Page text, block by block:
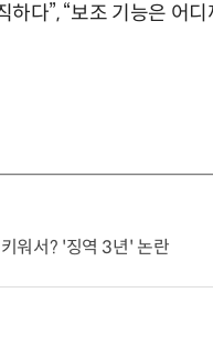
다”, “보조 기능은 어
워서? '징역 3년' 논란